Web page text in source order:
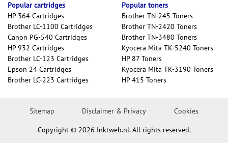
Popular cartridges
HP 364 Cartridges
Brother LC-1100 Cartridges
Canon PG-540 Cartridges
HP 932 Cartridges
Brother LC-123 Cartridges
Epson 24 Cartridges
Brother LC-223 Cartridges
Popular toners
Brother TN-245 Toners
Brother TN-2420 Toners
Brother TN-3480 Toners
Kyocera Mita TK-5240 Toners
HP 87 Toners
Kyocera Mita TK-3190 Toners
HP 415 Toners
Sitemap Disclaimer & Privacy Cookies
Copyright © 2026 Inktweb.nl. All rights reserved.